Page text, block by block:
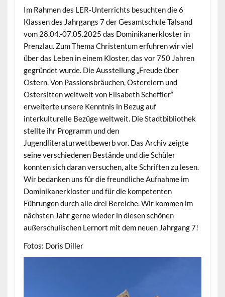
Im Rahmen des LER-Unterrichts besuchten die 6
Klassen des Jahrgangs 7 der Gesamtschule Talsand
vom 28.04.-07.05.2025 das Dominikanerkloster in
Prenzlau. Zum Thema Christentum erfuhren wir viel
über das Leben in einem Kloster, das vor 750 Jahren
gegründet wurde. Die Ausstellung „Freude über
Ostern. Von Passionsbräuchen, Ostereiern und
Ostersitten weltweit von Elisabeth Scheffler“
erweiterte unsere Kenntnis in Bezug auf
interkulturelle Bezüge weltweit. Die Stadtbibliothek
stellte ihr Programm und den
Jugendliteraturwettbewerb vor. Das Archiv zeigte
seine verschiedenen Bestände und die Schüler
konnten sich daran versuchen, alte Schriften zu lesen.
Wir bedanken uns für die freundliche Aufnahme im
Dominikanerkloster und für die kompetenten
Führungen durch alle drei Bereiche. Wir kommen im
nächsten Jahr gerne wieder in diesen schönen
außerschulischen Lernort mit dem neuen Jahrgang 7!
Fotos: Doris Diller